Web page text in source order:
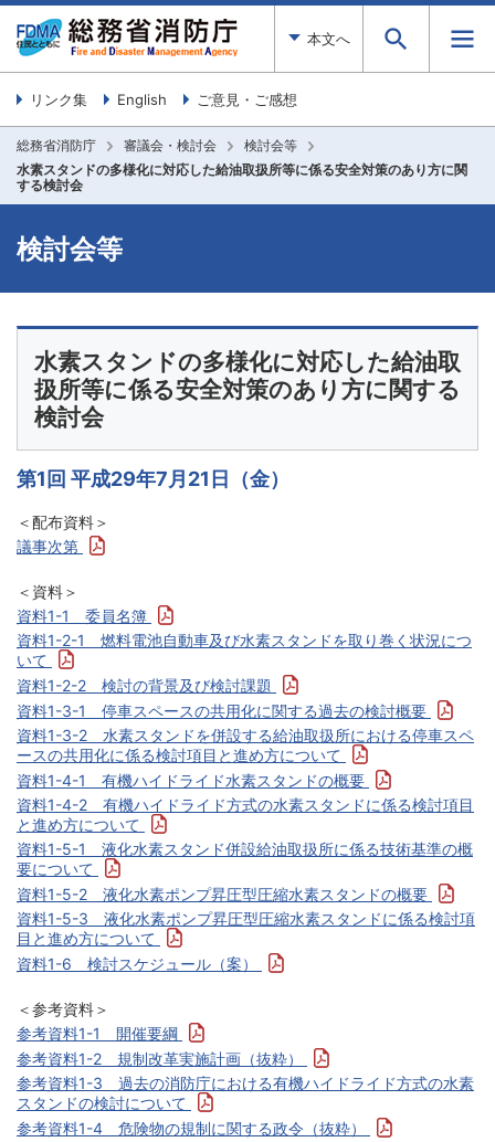
本文へ
リンク集 English ご意見・ご感想
総務省消防庁 審議会・検討会
検討会等
水素スタンドの多様化に対応した給油取扱所等に係る安全対策のあり方に関
する検討会
検討会等
水素スタンドの多様化に対応した給油取
扱所等に係る安全対策のあり方に関する
検討会
第1回 平成29年7月21日（金）
＜配布資料＞
議事次第
＜資料＞
資料1-1 委員名簿
資料1-2-1 燃料電池自動車及び水素スタンドを取り巻く状況につ
いて
資料1-2-2 検討の背景及び検討課題
資料1-3-1 停車スペースの共用化に関する過去の検討概要
資料1-3-2 水素スタンドを併設する給油取扱所における停車スペ
ースの共用化に係る検討項目と進め方について
資料1-4-1 有機ハイドライド水素スタンドの概要
資料1-4-2 有機ハイドライド方式の水素スタンドに係る検討項目
と進め方について
資料1-5-1 液化水素スタンド併設給油取扱所に係る技術基準の概
要について
資料1-5-2 液化水素ポンプ昇圧型圧縮水素スタンドの概要
資料1-5-3 液化水素ポンプ昇圧型圧縮水素スタンドに係る検討項
目と進め方について
資料1-6 検討スケジュール（案）
＜参考資料＞
参考資料1-1 開催要綱
参考資料1-2 規制改革実施計画（抜粋）
参考資料1-3 過去の消防庁における有機ハイドライド方式の水素
スタンドの検討について
参考資料1-4 危険物の規制に関する政令（抜粋）